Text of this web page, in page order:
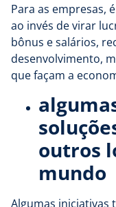
Para as empresas,
ao invés de virar
bônus e salários,
desenvolvimento,
que façam a
outros
mundo
Algumas iniciativas